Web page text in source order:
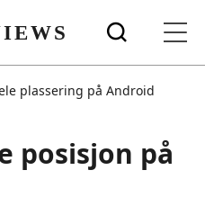
plassering på Android
posisjon på